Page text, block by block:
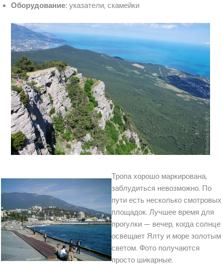
Оборудование: указатели, скамейки
Тропа хорошо маркирована,
заблудиться невозможно. По
пути есть несколько смотровых
площадок. Лучшее время для
прогулки — вечер, когда солнце
освещает Ялту и море золотым
светом. Фото получаются
просто шикарные.